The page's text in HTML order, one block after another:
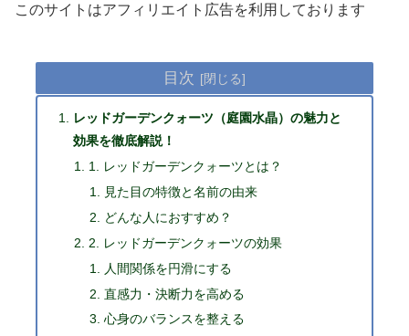
このサイトはアフィリエイト広告を利用しております
目次
レッドガーデンクォーツ（庭園水晶）の魅力と
効果を徹底解説！
1. レッドガーデンクォーツとは？
見た目の特徴と名前の由来
どんな人におすすめ？
2. レッドガーデンクォーツの効果
人間関係を円滑にする
直感力・決断力を高める
心身のバランスを整える